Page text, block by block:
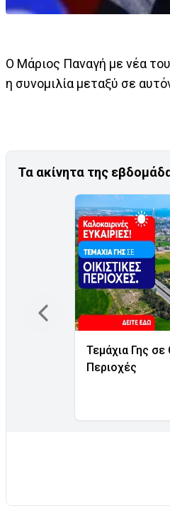
Ο Μάριος Παναγή με νέα
η συνομιλία μεταξύ σε
Τα ακίνητα της
Τεμάχια Γης σε
Περιοχές